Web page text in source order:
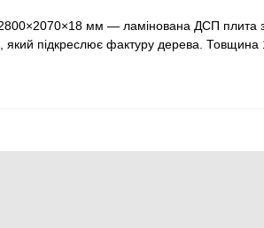
2800×2070×18 мм — ламінована ДСП плита
підкреслює фактуру дерева. Товщина